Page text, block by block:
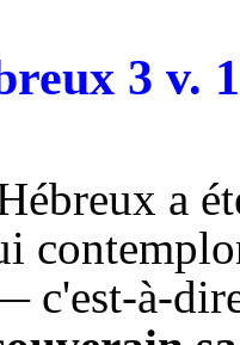
3 v.
a
c'est-à-